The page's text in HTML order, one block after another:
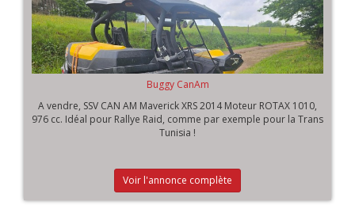
Buggy CanAm
A vendre, SSV CAN AM Maverick XRS 2014 Moteur ROTAX 1010,
976 cc. Idéal pour Rallye Raid, comme par exemple pour la Trans
Tunisia !
Voir l'annonce complète